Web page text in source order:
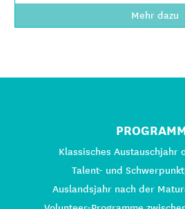
Mehr dazu
Klassisches Austauschjahr
Talent- und
Auslandsjahr nach der